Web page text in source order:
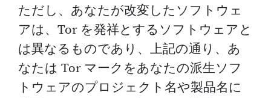
ただし、あなたが改変したソフトウェ
アは、Tor を発祥とするソフトウェアと
は異なるものであり、上記の通り、あ
なたは Tor マークをあなたの派生ソフ
トウェアのプロジェクト名や製品名に